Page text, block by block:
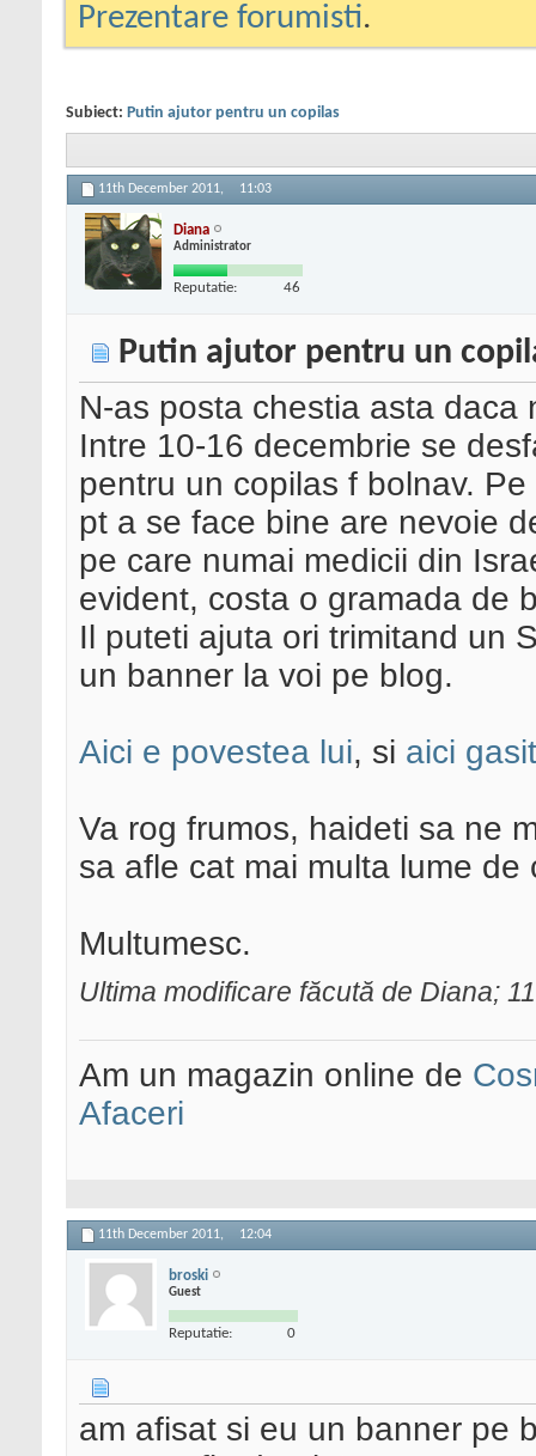
Prezentare forumisti.
Subiect: Putin ajutor pentru un copilas
11th December 2011, 11:03
Diana
Administrator
Reputatie: 46
Putin ajutor pentru un
N-as posta chestia asta daca
Intre 10-16 decembrie se
pentru un copilas f bolnav.
pt a se face bine are nevoie
pe care numai medicii din
evident, costa o gramada de
Il puteti ajuta ori trimitand un
un banner la voi pe blog.
Aici e povestea lui, si aici
Va rog frumos, haideti sa ne
sa afle cat mai multa lume
Multumesc.
Ultima modificare făcută de Diana;
Am un magazin online de
Afaceri
11th December 2011, 12:04
broski
Guest
Reputatie: 0
am afisat si eu un banner pe